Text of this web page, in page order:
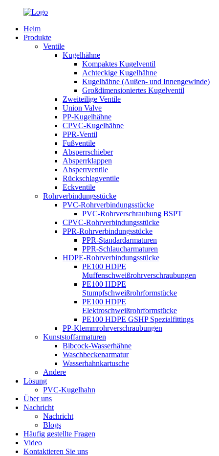
Heim
Produkte
Ventile
Kugelhähne
Kompaktes Kugelventil
Achteckige Kugelhähne
Kugelhähne (Außen- und Innengewinde)
Großdimensioniertes Kugelventil
Zweiteilige Ventile
Union Valve
PP-Kugelhähne
CPVC-Kugelhähne
PPR-Ventil
Fußventile
Absperrschieber
Absperrklappen
Absperrventile
Rückschlagventile
Eckventile
Rohrverbindungsstücke
PVC-Rohrverbindungsstücke
PVC-Rohrverschraubung BSPT
CPVC-Rohrverbindungsstücke
PPR-Rohrverbindungsstücke
PPR-Standardarmaturen
PPR-Schlaucharmaturen
HDPE-Rohrverbindungsstücke
PE100 HDPE
Muffenschweißrohrverschraubungen
PE100 HDPE
Stumpfschweißrohrformstücke
PE100 HDPE
Elektroschweißrohrformstücke
PE100 HDPE GSHP Spezialfittings
PP-Klemmrohrverschraubungen
Kunststoffarmaturen
Bibcock-Wasserhähne
Waschbeckenarmatur
Wasserhahnkartusche
Andere
Lösung
PVC-Kugelhahn
Über uns
Nachricht
Nachricht
Blogs
Häufig gestellte Fragen
Video
Kontaktieren Sie uns